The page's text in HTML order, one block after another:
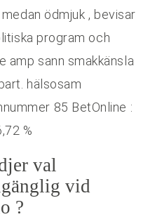
ödmjuk , bevisar
program och
amp sann smakkänsla
hälsosam
85 BetOnline :
%
val
vid
?